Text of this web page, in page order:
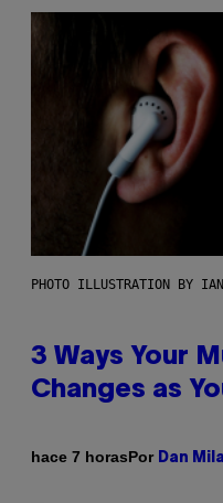
PHOTO ILLUSTRATION BY
3 Ways Your
Changes as
hace 7 horasPor Dan